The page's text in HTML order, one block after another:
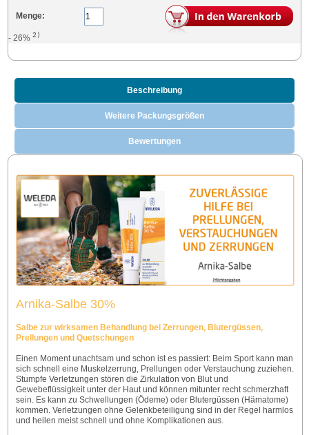
Menge:
- 26%2)
Beschreibung
Weitere Packungsgrößen
Bewertungen
Arnika-Salbe 30%
Salbe zur wirksamen Behandlung bei Zerrungen, Blutergüssen,
Prellungen und Quetschungen
Einen Moment unachtsam und schon ist es passiert: Beim Sport kann man
sich schnell eine Muskelzerrung, Prellungen oder Verstauchung zuziehen.
Stumpfe Verletzungen stören die Zirkulation von Blut und
Gewebeflüssigkeit unter der Haut und können mitunter recht schmerzhaft
sein. Es kann zu Schwellungen (Ödeme) oder Blutergüssen (Hämatome)
kommen. Verletzungen ohne Gelenkbeteiligung sind in der Regel harmlos
und heilen meist schnell und ohne Komplikationen aus.